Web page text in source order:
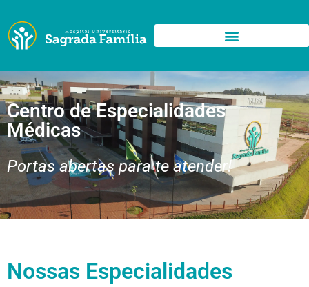
Centro de Especialidades
Médicas
Portas abertas para te atender!
Nossas Especialidades